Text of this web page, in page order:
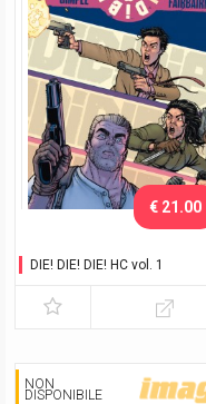
DIE! DIE! DIE! HC vol. 1
€ 21.00
NON
DISPONIBILE